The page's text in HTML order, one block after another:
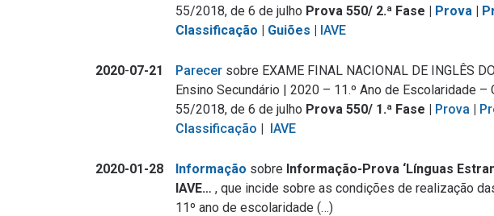
55/2018, de 6 de julho Prova 550/ 2.ª Fase | Prova |
Classificação | Guiões | IAVE
2020-07-21 Parecer sobre EXAME FINAL NACIONAL DE INGLÊS
Ensino Secundário | 2020 – 11.º Ano de Escolaridade –
55/2018, de 6 de julho Prova 550/ 1.ª Fase | Prova |
Classificação | IAVE
2020-01-28 Informação sobre Informação-Prova ‘Línguas
IAVE… , que incide sobre as condições de realização
11º ano de escolaridade (…)